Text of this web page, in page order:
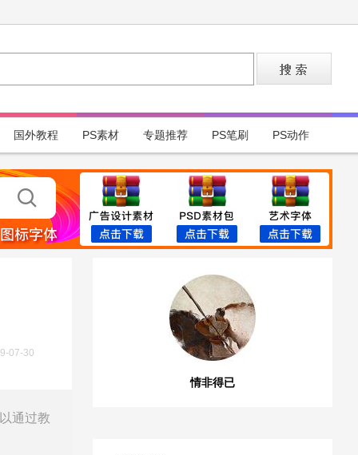
国外教程 PS素材 专题推荐 PS笔刷 PS动作
07-30
通过教
情非得已